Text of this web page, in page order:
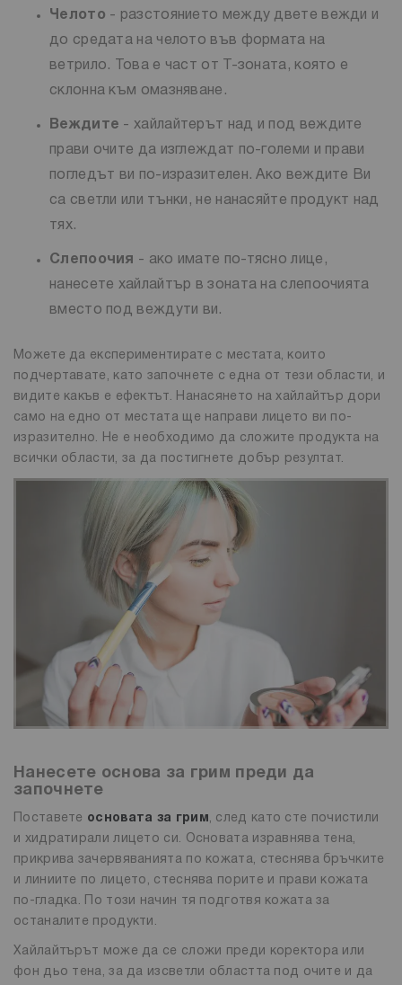
Челото - разстоянието между двете вежди и
до средата на челото във формата на
ветрило. Това е част от Т-зоната, която е
склонна към омазняване.
Веждите - хайлайтерът над и под веждите
прави очите да изглеждат по-големи и прави
погледът ви по-изразителен. Ако веждите Ви
са светли или тънки, не нанасяйте продукт над
тях.
Слепоочия - ако имате по-тясно лице,
нанесете хайлайтър в зоната на слепоочията
вместо под веждути ви.
Можете да експериментирате с местата, които
подчертавате, като започнете с една от тези области, и
видите какъв е ефектът. Нанасянето на хайлайтър дори
само на едно от местата ще направи лицето ви по-
изразително. Не е необходимо да сложите продукта на
всички области, за да постигнете добър резултат.
Нанесете основа за грим преди да
започнете
Поставете основата за грим , след като сте почистили
и хидратирали лицето си. Основата изравнява тена,
прикрива зачервяванията по кожата, стеснява бръчките
и линиите по лицето, стеснява порите и прави кожата
по-гладка. По този начин тя подготвя кожата за
останалите продукти.
Хайлайтърът може да се сложи преди коректора или
фон дьо тена, за да изсветли областта под очите и да